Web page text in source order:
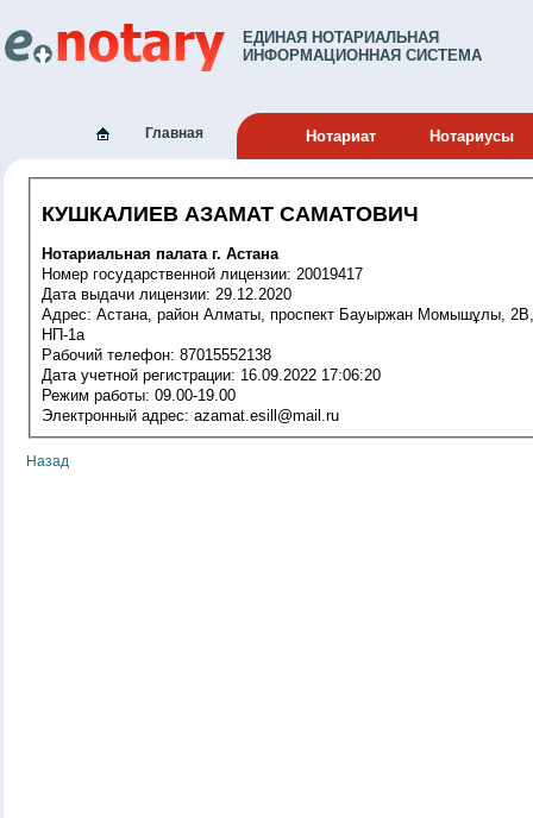
ЕДИНАЯ НОТАРИАЛЬНАЯ
ИНФОРМАЦИОННАЯ СИСТЕМА
Главная Нотариат Нотариусы
КУШКАЛИЕВ АЗАМАТ САМАТОВИЧ
Нотариальная палата г. Астана
Номер государственной лицензии: 20019417
Дата выдачи лицензии: 29.12.2020
Адрес: Астана, район Алматы, проспект Бауыржан Момышұлы, 2В,
НП-1а
Рабочий телефон: 87015552138
Дата учетной регистрации: 16.09.2022 17:06:20
Режим работы: 09.00-19.00
Электронный адрес: azamat.esill@mail.ru
Назад